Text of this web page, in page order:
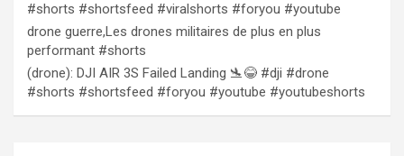
#shorts #shortsfeed #viralshorts #foryou #youtube
drone guerre,Les drones militaires de plus en plus
performant #shorts
(drone): DJI AIR 3S Failed Landing 🛬😂 #dji #drone
#shorts #shortsfeed #foryou #youtube #youtubeshorts